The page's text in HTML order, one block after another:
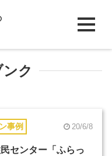
ク
事例 20/6/8
センター「ふらっ